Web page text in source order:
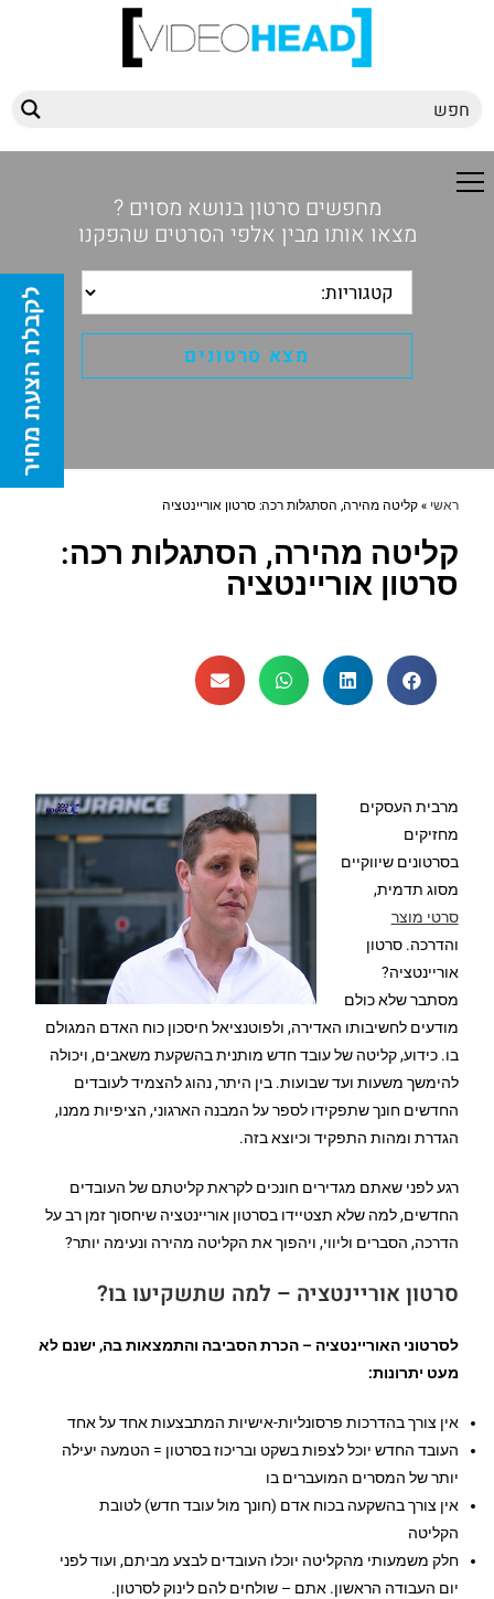
מחפשים סרטון בנושא מסוים ?
מצאו אותו מבין אלפי הסרטים שהפקנו
ראשי »קליטה מהירה, הסתגלות רכה: סרטון אוריינטציה
קליטה מהירה, הסתגלות רכה:
סרטון אוריינטציה
מרבית העסקים
מחזיקים
בסרטונים שיווקיים
מסוג תדמית,
סרטי מוצר
והדרכה. סרטון
אוריינטציה?
מסתבר שלא כולם
מודעים לחשיבותו האדירה, ולפוטנציאל חיסכון כוח האדם המגולם
בו. כידוע, קליטה של עובד חדש מותנית בהשקעת משאבים, ויכולה
להימשך משעות ועד שבועות. בין היתר, נהוג להצמיד לעובדים
החדשים חונך שתפקידו לספר על המבנה הארגוני, הציפיות ממנו,
הגדרת ומהות התפקיד וכיוצא בזה.
רגע לפני שאתם מגדירים חונכים לקראת קליטתם של העובדים
החדשים, למה שלא תצטיידו בסרטון אוריינטציה שיחסוך זמן רב על
הדרכה, הסברים וליווי, ויהפוך את הקליטה מהירה ונעימה יותר?
סרטון אוריינטציה – למה שתשקיעו בו?
לסרטוני האוריינטציה – הכרת הסביבה והתמצאות בה, ישנם לא
מעט יתרונות:
אין צורך בהדרכות פרסונליות-אישיות המתבצעות אחד על אחד
העובד החדש יוכל לצפות בשקט ובריכוז בסרטון = הטמעה יעילה
יותר של המסרים המועברים בו
אין צורך בהשקעה בכוח אדם (חונך מול עובד חדש) לטובת
הקליטה
חלק משמעותי מהקליטה יוכלו העובדים לבצע מביתם, ועוד לפני
יום העבודה הראשון. אתם – שולחים להם לינוק לסרטון.